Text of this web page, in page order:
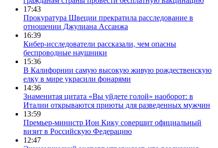
17:43
Прокуратура Швеции прекратила расследование в
отношении Джулиана Ассанжа
16:39
Кибер-исследователи рассказали, чем опасны
беспроводные наушники
15:36
В Калифорнии самую высокую живую рождественскую
елку в мире украсили фонарями
14:36
Знаменитая цитата «Вы уйдете голой» наоборот: в
Италии открываются приюты для разведенных мужчин
13:59
Премьер-министр Ион Кику совершит официальный
визит в Российскую Федерацию
12:47